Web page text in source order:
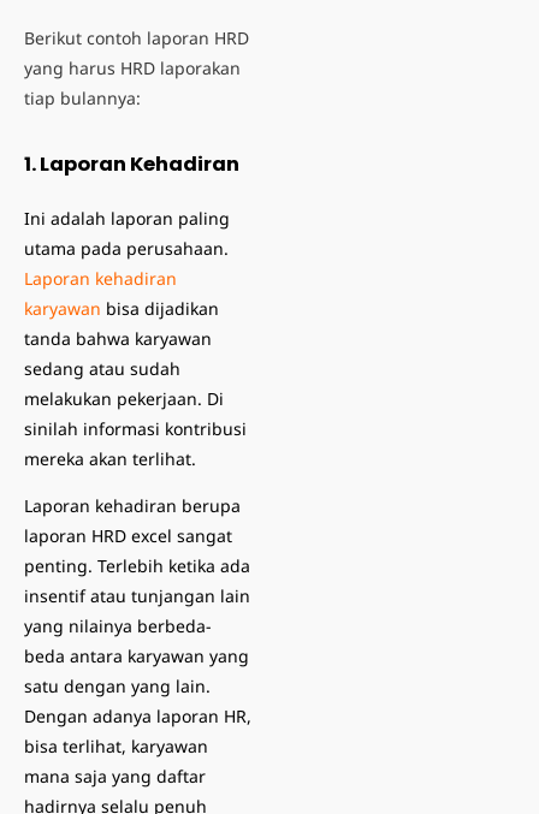
Berikut contoh laporan HRD
yang harus HRD laporakan
tiap bulannya:
1. Laporan Kehadiran
Ini adalah laporan paling
utama pada perusahaan.
Laporan kehadiran
karyawan bisa dijadikan
tanda bahwa karyawan
sedang atau sudah
melakukan pekerjaan. Di
sinilah informasi kontribusi
mereka akan terlihat.
Laporan kehadiran berupa
laporan HRD excel sangat
penting. Terlebih ketika ada
insentif atau tunjangan lain
yang nilainya berbeda-
beda antara karyawan yang
satu dengan yang lain.
Dengan adanya laporan HR,
bisa terlihat, karyawan
mana saja yang daftar
hadirnya selalu penuh